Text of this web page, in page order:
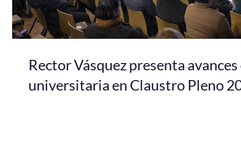
Rector Vásquez presenta
universitaria en Claustro Pleno